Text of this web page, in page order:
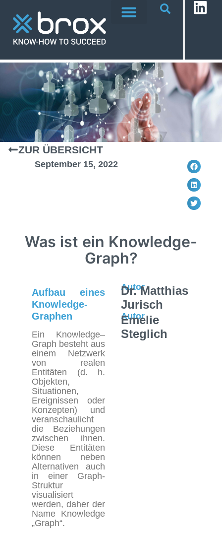
ZUR ÜBERSICHT
September 15, 2022
Was ist ein Knowledge-
Graph?
Aufbau eines
Knowledge-
Graphen
Ein Knowledge–
Graph besteht aus
einem Netzwerk
von realen
Entitäten (d. h.
Objekten,
Situationen,
Ereignissen oder
Konzepten) und
veranschaulicht
die Beziehungen
zwischen ihnen.
Diese Entitäten
können neben
Alternativen auch
in einer Graph-
Struktur
visualisiert
werden, daher der
Name Knowledge
„Graph“.
Autor
Dr. Matthias
Jurisch
Autor
Emelie
Steglich